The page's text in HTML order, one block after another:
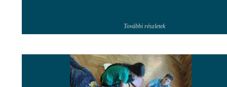
További részletek